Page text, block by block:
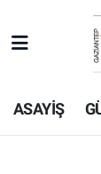
ASAYİŞ
Süper